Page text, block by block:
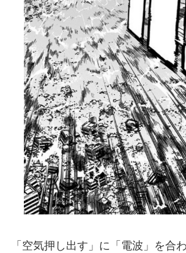
「空気押し出す」に「電波」を合